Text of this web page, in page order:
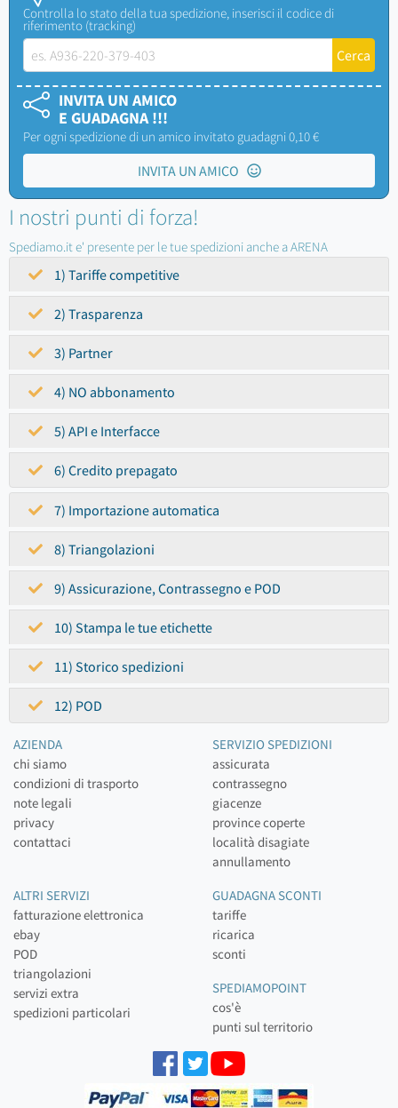
Controlla lo stato della tua spedizione, inserisci il codice di
riferimento (tracking)
INVITA UN AMICO
E GUADAGNA !!!
Per ogni spedizione di un amico invitato guadagni 0,10 €
INVITA UN AMICO
I nostri punti di forza!
Spediamo.it e' presente per le tue spedizioni anche a ARENA
1) Tariffe competitive
2) Trasparenza
3) Partner
4) NO abbonamento
5) API e Interfacce
6) Credito prepagato
7) Importazione automatica
8) Triangolazioni
9) Assicurazione, Contrassegno e POD
10) Stampa le tue etichette
11) Storico spedizioni
12) POD
AZIENDA
chi siamo
condizioni di trasporto
note legali
privacy
contattaci
SERVIZIO SPEDIZIONI
assicurata
contrassegno
giacenze
province coperte
località disagiate
annullamento
ALTRI SERVIZI
fatturazione elettronica
ebay
POD
triangolazioni
servizi extra
spedizioni particolari
GUADAGNA SCONTI
tariffe
ricarica
sconti
SPEDIAMOPOINT
cos'è
punti sul territorio